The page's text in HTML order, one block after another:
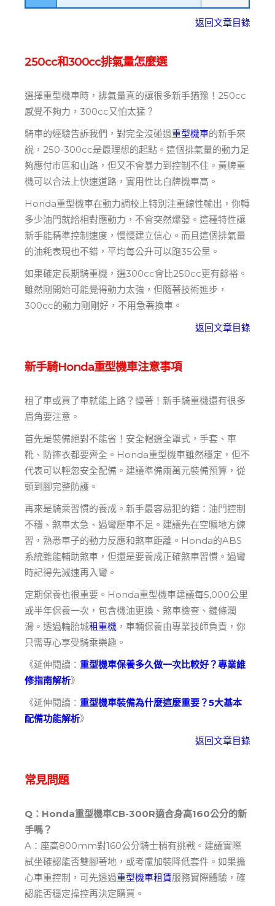
返回文章目錄
250cc和300cc排氣量怎麼選
選擇重型機車時，排氣量真的讓很多新手猶豫！250cc
感覺不夠力，300cc又怕太猛？
騎車的經驗告訴我們，對完全沒碰過重型機車的新手來
說，250-300cc是最理想的起點。這個排氣量的動力足
夠應付市區和山路，但又不會暴力到控制不住。黃牌重
機可以合法上快速道路，實用性比白牌機車高。
Honda重型機車在動力調校上特別注重線性輸出，你轉
多少油門就給相對應動力，不會突然爆發。這種特性讓
新手能精準控制速度，慢慢建立信心。而且這個排氣量
的油耗表現也不錯，平均每公升可以跑35公里。
如果確定長期騎重機，選300cc會比250cc更有餘裕。
雖然剛開始可能覺得動力太強，但隨著技術進步，
300cc的動力剛剛好，不用急著換車。
返回文章目錄
新手騎Honda重型機車注意事項
租了車或買了車就能上路？慢著！新手騎重機還有很多
眉角要注意。
首先是裝備絕對不能省！安全帽選全罩式，手套、車
靴、防摔衣都要齊全。Honda重型機車雖然穩定，但不
代表可以輕忽安全配備。建議準備兩萬元裝備預算，從
頭到腳完整防護。
再來是騎乘習慣的養成。新手最容易犯的錯：油門控制
不穩、煞車太急、過彎壓車不足。建議先在空曠地方練
習，熟悉車子的動力反應和煞車距離。Honda的ABS
系統雖能輔助煞車，但還是要養成正確煞車習慣。過彎
時記得先減速再入彎。
定期保養也很重要。Honda重型機車建議每5,000公里
或半年保養一次，包含機油更換、煞車檢查、鏈條潤
滑。透過輪胎城租重機 ，車輛保養由專業技師負責，你
只需專心享受騎乘樂趣。
《延伸閱讀：重型機車保養多久做一次比較好？專業維
修指南解析》
《延伸閱讀：重型機車裝備為什麼這麼重要？5大基本
配備功能解析》
返回文章目錄
常見問題
Q：Honda重型機車CB-300R適合身高160公分的新
手嗎？
A：座高800mm對160公分騎士稍有挑戰。建議實際
試坐確認能否雙腳著地，或考慮加裝降低套件。如果擔
心車重控制，可先透過重型機車租賃服務實際體驗，確
認能否穩定操控再決定購買。